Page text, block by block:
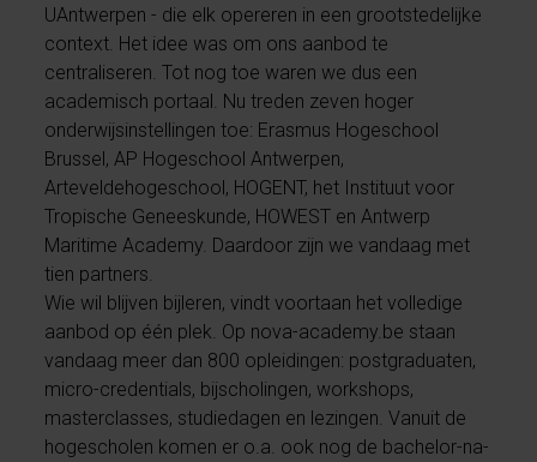
UAntwerpen - die elk opereren in een grootstedelijke
context. Het idee was om ons aanbod te
centraliseren. Tot nog toe waren we dus een
academisch portaal. Nu treden zeven hoger
onderwijsinstellingen toe: Erasmus Hogeschool
Brussel, AP Hogeschool Antwerpen,
Arteveldehogeschool, HOGENT, het Instituut voor
Tropische Geneeskunde, HOWEST en Antwerp
Maritime Academy. Daardoor zijn we vandaag met
tien partners.
Wie wil blijven bijleren, vindt voortaan het volledige
aanbod op één plek. Op nova-academy.be staan
vandaag meer dan 800 opleidingen: postgraduaten,
micro-credentials, bijscholingen, workshops,
masterclasses, studiedagen en lezingen. Vanuit de
hogescholen komen er o.a. ook nog de bachelor-na-